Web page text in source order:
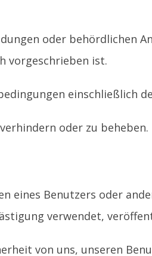
oder behördlichen
vorgeschrieben ist.
einschließlich
oder zu beheben.
eines Benutzers oder
verwendet,
von uns, unseren